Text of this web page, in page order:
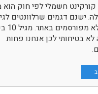
לפי חוק הוא מגיל
שרלוונטים לגיל
12 אך לא מפורסמים באתר. מגיל 10 בכל
אנחנו פחות